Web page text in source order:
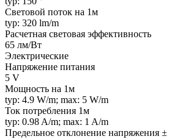
Световой поток на 1м
typ: 320 lm/m
Расчетная световая эффективность
65 лм/Вт
Электрические
Напряжение питания
5 V
Мощность на 1м
typ: 4.9 W/m; max: 5 W/m
Ток потребления 1м
typ: 0.98 A/m; max: 1 A/m
Предельное отклонение напряжения ±